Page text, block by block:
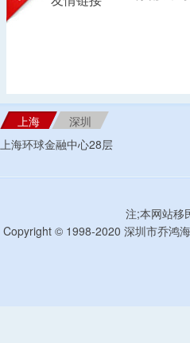
上海
深圳
上海环球金融中心28层
注;本网站移
Copyright © 1998-2020 深圳市乔鸿